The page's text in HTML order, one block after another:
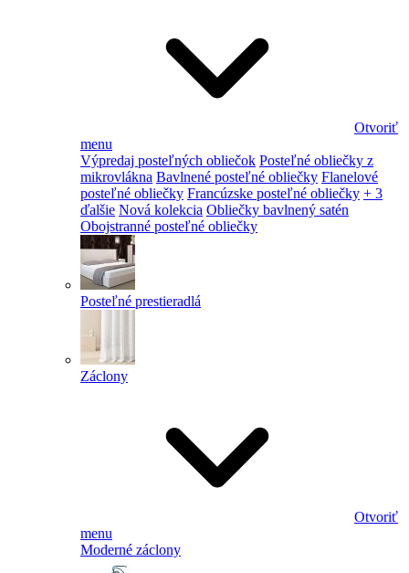
Otvoriť
menu
Výpredaj posteľných obliečok Posteľné obliečky z
mikrovlákna Bavlnené posteľné obliečky Flanelové
posteľné obliečky Francúzske posteľné obliečky + 3
ďalšie Nová kolekcia Obliečky bavlnený satén
Obojstranné posteľné obliečky
Posteľné prestieradlá
Záclony
Otvoriť
menu
Moderné záclony